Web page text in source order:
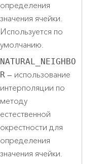
определения
значения ячейки.
Используется по
умолчанию.
NATURAL_NEIGHBO
R — использование
интерполяции по
методу
естественной
окрестности для
определения
значения ячейки.